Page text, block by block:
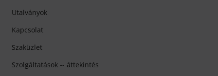
Utalványok
Kapcsolat
Szaküzlet
Szolgáltatások -- áttekintés